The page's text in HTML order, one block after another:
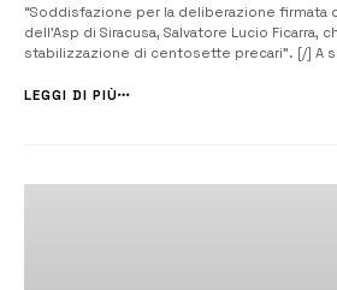
“Soddisfazione per la deliberazione firmata
dell’Asp di Siracusa, Salvatore Lucio Ficarra,
stabilizzazione di centosette precari”. [/] A
Siracusa, Daniele Passanisi e il responsabile
LEGGI DI PIÙ